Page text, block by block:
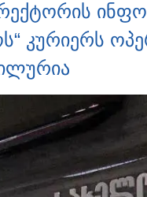
კურიერს